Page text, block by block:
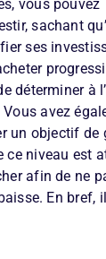
vous pouvez
sachant
ses
déterminer à
avez
un objectif de
ce niveau est
afin de ne
En bref,